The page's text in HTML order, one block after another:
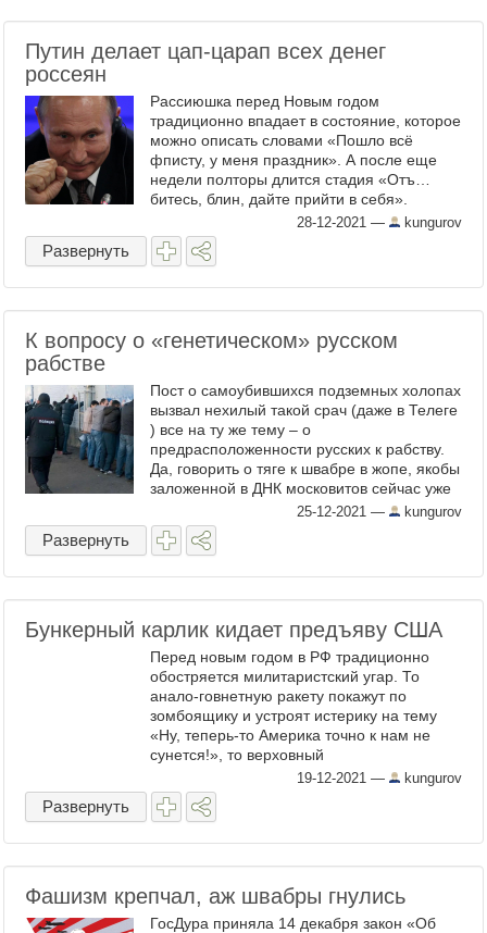
Путин делает цап-царап всех денег
россеян
Рассиюшка перед Новым годом
традиционно впадает в состояние, которое
можно описать словами «Пошло всё
фписту, у меня праздник». А после еще
недели полторы длится стадия «Отъ…
битесь, блин, дайте прийти в себя».
Потому это лучшее время, чтоб напихать
дорогим росианчикам х…ев в дупу, да ...
28-12-2021 — kungurov
Развернуть
К вопросу о «генетическом» русском
рабстве
Пост о самоубившихся подземных холопах
вызвал нехилый такой срач (даже в Телеге
) все на ту же тему – о
предрасположенности русских к рабству.
Да, говорить о тяге к швабре в жопе, якобы
заложенной в ДНК московитов сейчас уже
вроде не принято, но в ход идут
аналогичные по уровню ...
25-12-2021 — kungurov
Развернуть
Бункерный карлик кидает предъяву США
Перед новым годом в РФ традиционно
обостряется милитаристский угар. То
анало-говнетную ракету покажут по
зомбоящику и устроят истерику на тему
«Ну, теперь-то Америка точно к нам не
сунется!», то верховный
говнокомандующий в солдатики на
украинской границе играется. Нынче же в
МИДе, ...
19-12-2021 — kungurov
Развернуть
Фашизм крепчал, аж швабры гнулись
ГосДура приняла 14 декабря закон «Об